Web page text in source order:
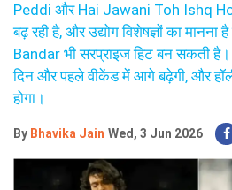
Peddi और Hai Jawani Toh Ishq
बढ़ रही है, और उद्योग विशेषज्ञों का
Bandar भी सरप्राइज हिट बन सकती
दिन और पहले वीकेंड में आगे बढ़ेगी, और
होगा।
By Bhavika Jain Wed, 3 Jun 2026